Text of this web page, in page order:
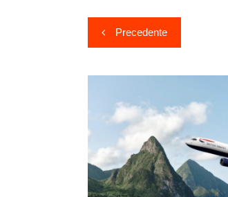
Navigazione
articoli
Precedente